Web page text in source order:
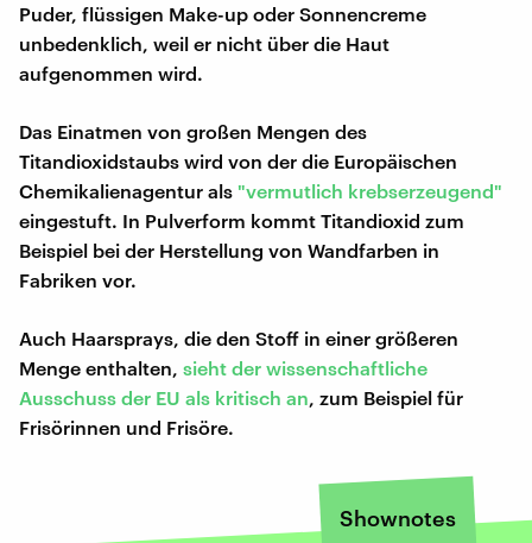
Puder, flüssigen Make-up oder Sonnencreme
unbedenklich, weil er nicht über die Haut
aufgenommen wird.
Das Einatmen von großen Mengen des
Titandioxidstaubs wird von der die Europäischen
Chemikalienagentur als "vermutlich krebserzeugend"
eingestuft. In Pulverform kommt Titandioxid zum
Beispiel bei der Herstellung von Wandfarben in
Fabriken vor.
Auch Haarsprays, die den Stoff in einer größeren
Menge enthalten, sieht der wissenschaftliche
Ausschuss der EU als kritisch an , zum Beispiel für
Frisörinnen und Frisöre.
Shownotes